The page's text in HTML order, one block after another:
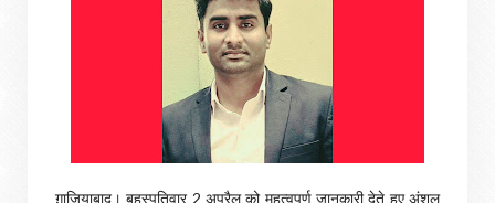
ग़ाज़ियाबाद। बृहस्पतिवार 2 अप्रैल को महत्वपूर्ण जानकारी देते हुए अंशुल